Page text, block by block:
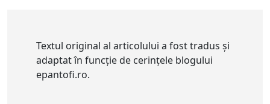
Textul original al articolului a fost tradus și
adaptat în funcție de cerințele blogului
epantofi.ro.